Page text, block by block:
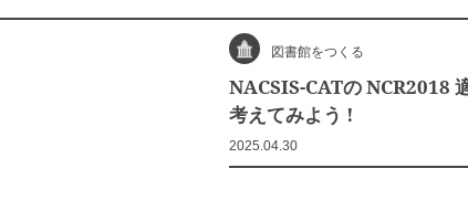
図書館をつくる
NACSIS-CATの NCR2018
考えてみよう !
2025.04.30